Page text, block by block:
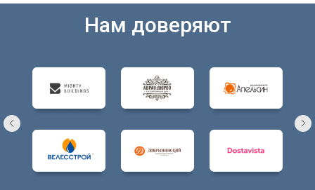
Нам доверяют